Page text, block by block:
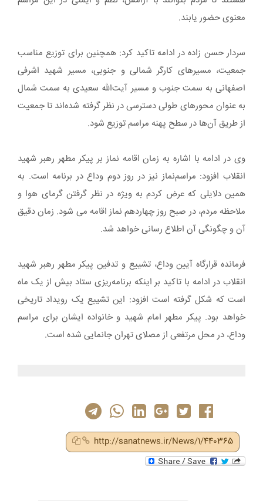
معنوی حضور یابند.
سردار حسن زاده در ادامه تاکید کرد: همچنین برای توزیع مناسب
جمعیت، مسیرهای کارگر شمالی و جنوبی، مسیر شهید اشرفی
اصفهانی به سمت جنوب و مسیر آیت‌الله سعیدی به سمت شمال
به عنوان محورهای طولی دسترسی در نظر گرفته شده‌اند تا جمعیت
از طریق آن‌ها در سطح پهنه مراسم توزیع شود.
وی در ادامه با اشاره به زمان اقامه نماز بر پیکر مطهر رهبر شهید
انقلاب افزود: مراسم‌نماز نیز در روز دوم وداع در برنامه است. به
همین دلایلی که عرض کردم به ویژه در نظر گرفتن گرمای هوا و
ملاحظه مردم، در صبح روز چهاردهم نماز اقامه می شود. زمان دقیق
آن و چگونگی آن اطلاع رسانی خواهد شد.
فرمانده قرارگاه آیین وداع، تشییع و تدفین پیکر مطهر رهبر شهید
انقلاب در ادامه با تاکید بر اینکه برنامه‌ریزی ستاد بیش از یک ماه
است که شکل گرفته است افزود: این تشییع یک رویداد تاریخی
خواهد بود. پیکر مطهر امام شهید و خانواده ایشان برای مراسم
وداع، در محل مرتفعی از مصلای تهران جانمایی شده است.
http://sanatnews.ir/News/1/440365